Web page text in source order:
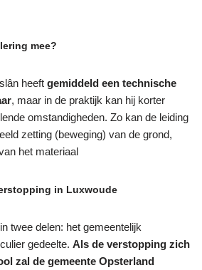
mee?
heeft gemiddeld een technische
, maar in de praktijk kan hij korter
omstandigheden. Zo kan de leiding
zetting (beweging) van de grond,
het materiaal
in Luxwoude
twee delen: het gemeentelijk
gedeelte. Als de verstopping zich
zal de gemeente Opsterland